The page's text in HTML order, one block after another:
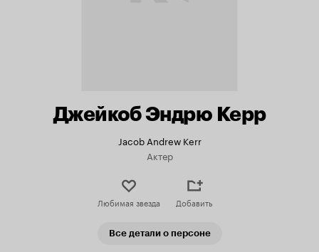
Джейкоб Эндрю Керр
Jacob Andrew Kerr
Актер
Любимая звезда Добавить
Все детали о персоне